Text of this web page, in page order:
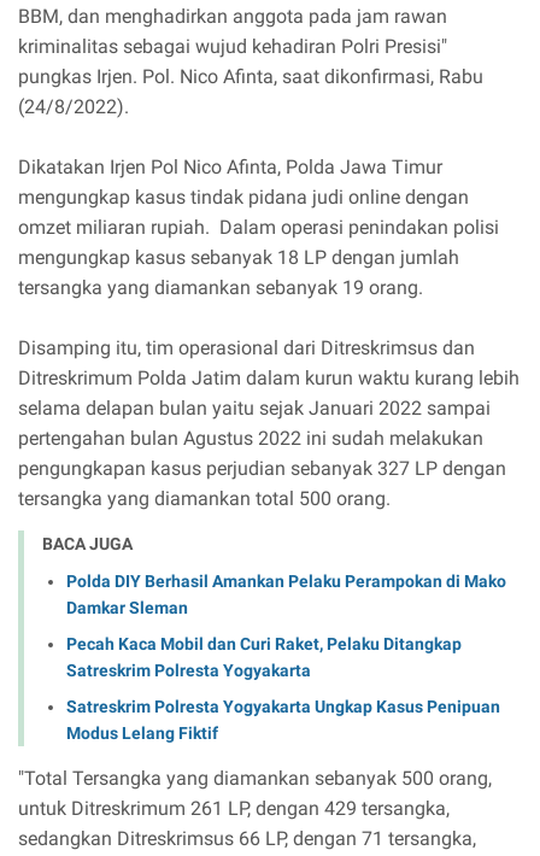
BBM, dan menghadirkan anggota pada jam rawan
kriminalitas sebagai wujud kehadiran Polri Presisi"
pungkas Irjen. Pol. Nico Afinta, saat dikonfirmasi, Rabu
(24/8/2022).
Dikatakan Irjen Pol Nico Afinta, Polda Jawa Timur
mengungkap kasus tindak pidana judi online dengan
omzet miliaran rupiah. Dalam operasi penindakan polisi
mengungkap kasus sebanyak 18 LP dengan jumlah
tersangka yang diamankan sebanyak 19 orang.
Disamping itu, tim operasional dari Ditreskrimsus dan
Ditreskrimum Polda Jatim dalam kurun waktu kurang lebih
selama delapan bulan yaitu sejak Januari 2022 sampai
pertengahan bulan Agustus 2022 ini sudah melakukan
pengungkapan kasus perjudian sebanyak 327 LP dengan
tersangka yang diamankan total 500 orang.
BACA JUGA
Polda DIY Berhasil Amankan Pelaku Perampokan di Mako
Damkar Sleman
Pecah Kaca Mobil dan Curi Raket, Pelaku Ditangkap
Satreskrim Polresta Yogyakarta
Satreskrim Polresta Yogyakarta Ungkap Kasus Penipuan
Modus Lelang Fiktif
"Total Tersangka yang diamankan sebanyak 500 orang,
untuk Ditreskrimum 261 LP, dengan 429 tersangka,
sedangkan Ditreskrimsus 66 LP, dengan 71 tersangka,